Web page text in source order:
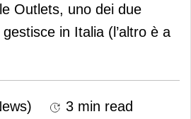
Outlets, uno dei due
in Italia (l’altro è a
3 min read